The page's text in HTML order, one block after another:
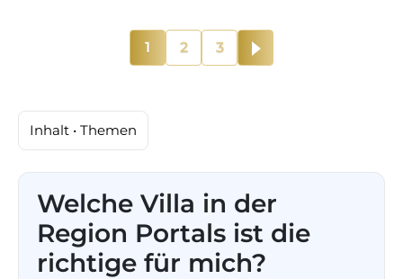
1 2 3
Inhalt • Themen
Welche Villa in der
Region Portals ist die
richtige für mich?